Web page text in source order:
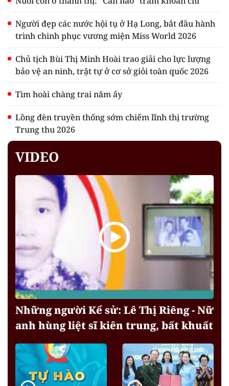
Người đẹp các nước hội tụ ở Hạ Long, bắt đầu hành
trình chinh phục vương miện Miss World 2026
Chủ tịch Bùi Thị Minh Hoài trao giải cho lực lượng
bảo vệ an ninh, trật tự ở cơ sở giỏi toàn quốc 2026
Tìm hoài chàng trai năm ấy
Lồng đèn truyền thống sớm chiếm lĩnh thị trường
Trung thu 2026
VIDEO
Những người Kể sử: Lê Thị Riêng - Nữ
anh hùng liệt sĩ kiên trung, bất khuất